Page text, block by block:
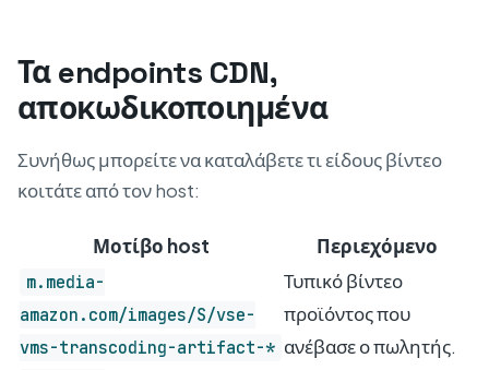
Τα endpoints CDN,
αποκωδικοποιημένα
Συνήθως μπορείτε να καταλάβετε τι είδους βίντεο
κοιτάτε από τον host:
Μοτίβο host Περιεχόμενο
m.media-
amazon.com/images/S/vse-
vms-transcoding-artifact-*
Τυπικό βίντεο
προϊόντος που
ανέβασε ο πωλητής.